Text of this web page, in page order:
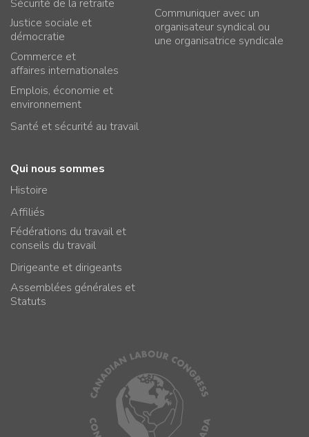
Sécurité de la retraite
Justice sociale et
démocratie
Commerce et
affaires internationales
Emplois, économie et
environnement
Santé et sécurité au travail
Communiquer avec un
organisateur syndical ou
une organisatrice syndicale
Qui nous sommes
Histoire
Affiliés
Fédérations du travail et
conseils du travail
Dirigeante et dirigeants
Assemblées générales et
Statuts